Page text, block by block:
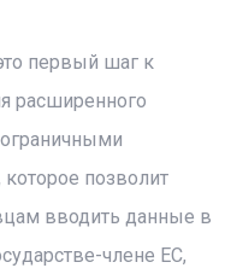
первый шаг к
расширенного
позволит
вводить данные в
члене ЕС,